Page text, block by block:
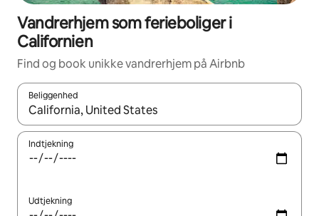
Vandrerhjem som ferieboliger i
Californien
Find og book unikke vandrerhjem på Airbnb
Beliggenhed
Når resultaterne er tilgængelige, skal du navigere med
Indtjekning
Udtjekning